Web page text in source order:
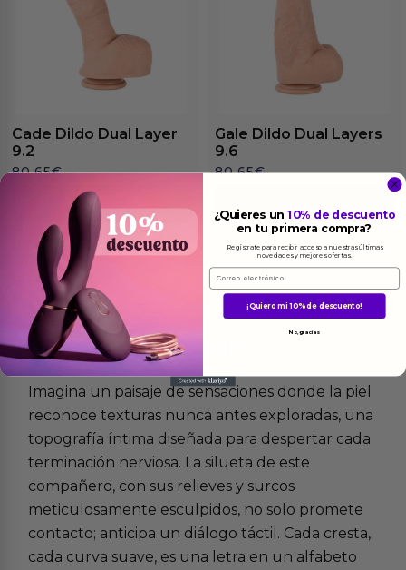
Cade Dildo Dual Layer
9.2
80.65€
Ver el producto
Gale Dildo Dual Layers
9.6
80.65€
Másinformacion
Imagina un paisaje de sensaciones donde la piel
reconoce texturas nunca antes exploradas, una
topografía íntima diseñada para despertar cada
terminación nerviosa. La silueta de este
compañero, con sus relieves y surcos
meticulosamente esculpidos, no solo promete
contacto; anticipa un diálogo táctil. Cada cresta,
cada curva suave, es una letra en un alfabeto
¿Quieres un10% de descuento
en tu primera compra?
Regístrate para recibir acceso a nuestras últimas
novedades y mejores ofertas.
Email
¡Quiero mi 10% de descuento!
No, gracias